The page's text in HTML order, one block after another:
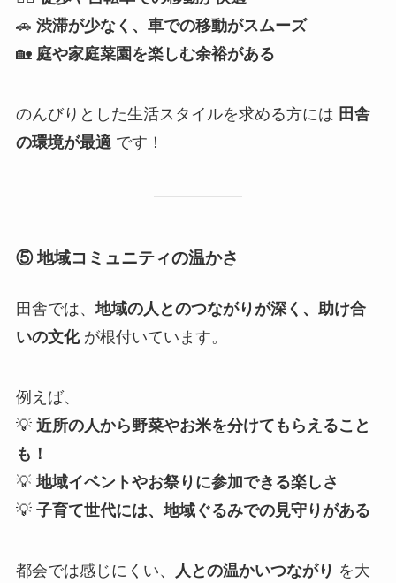
🚗 渋滞が少なく、車での移動がスムーズ
🏡 庭や家庭菜園を楽しむ余裕がある
のんびりとした生活スタイルを求める方には 田舎
の環境が最適 です！
⑤ 地域コミュニティの温かさ
田舎では、地域の人とのつながりが深く、助け合
いの文化が根付いています。
例えば、
💡 近所の人から野菜やお米を分けてもらえること
も！
💡地域イベントやお祭りに参加できる楽しさ
💡 子育て世代には、地域ぐるみでの見守りがある
都会では感じにくい、 人との温かいつながり を大